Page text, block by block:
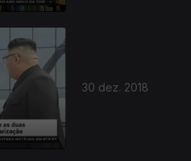
30 dez. 2018